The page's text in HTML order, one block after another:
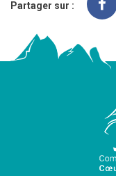
Partager sur :